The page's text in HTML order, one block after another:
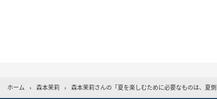
ホーム › 森本茉莉 › 森本茉莉さんの「夏を楽しむために必要なものは、夏